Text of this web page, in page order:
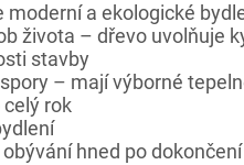
moderní a ekologické
života – dřevo uvolňuje
stavby
– mají výborné
rok
hned po